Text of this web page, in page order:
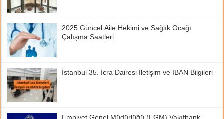
2025 Güncel Aile Hekimi ve Sağlık Ocağı
Çalışma Saatleri
İstanbul 35. İcra Dairesi İletişim ve IBAN Bilgileri
Emniyet Genel Müdürlüğü (EGM) Vakıfbank